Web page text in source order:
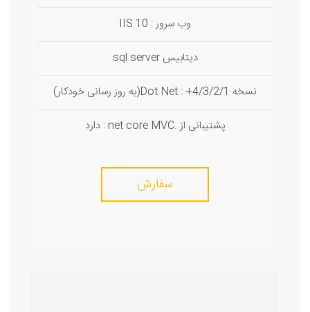
وب سرور : IIS 10
دیتابیس sql server
نسخه Dot Net : +4/3/2/1(به روز رسانی خودکار)
پشتیبانی از .net core MVC : دارد
سفارش